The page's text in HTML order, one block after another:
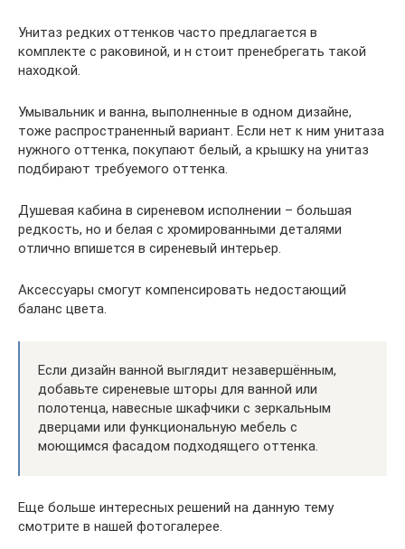
Унитаз редких оттенков часто предлагается в
комплекте с раковиной, и н стоит пренебрегать такой
находкой.
Умывальник и ванна, выполненные в одном дизайне,
тоже распространенный вариант. Если нет к ним унитаза
нужного оттенка, покупают белый, а крышку на унитаз
подбирают требуемого оттенка.
Душевая кабина в сиреневом исполнении – большая
редкость, но и белая с хромированными деталями
отлично впишется в сиреневый интерьер.
Аксессуары смогут компенсировать недостающий
баланс цвета.
Если дизайн ванной выглядит незавершённым,
добавьте сиреневые шторы для ванной или
полотенца, навесные шкафчики с зеркальным
дверцами или функциональную мебель с
моющимся фасадом подходящего оттенка.
Еще больше интересных решений на данную тему
смотрите в нашей фотогалерее.